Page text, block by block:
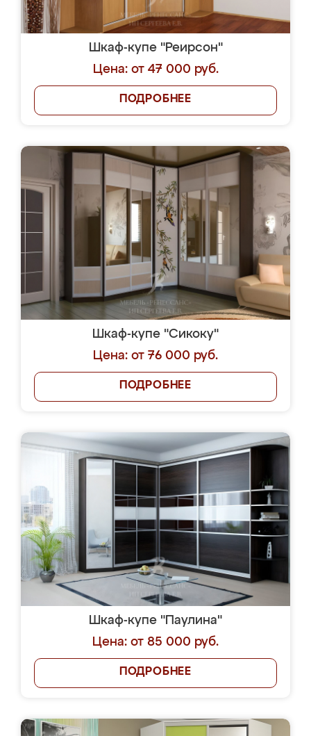
Шкаф-купе "Реирсон"
Цена: от 47 000 руб.
ПОДРОБНЕЕ
Шкаф-купе "Сикоку"
Цена: от 76 000 руб.
ПОДРОБНЕЕ
Шкаф-купе "Паулина"
Цена: от 85 000 руб.
ПОДРОБНЕЕ